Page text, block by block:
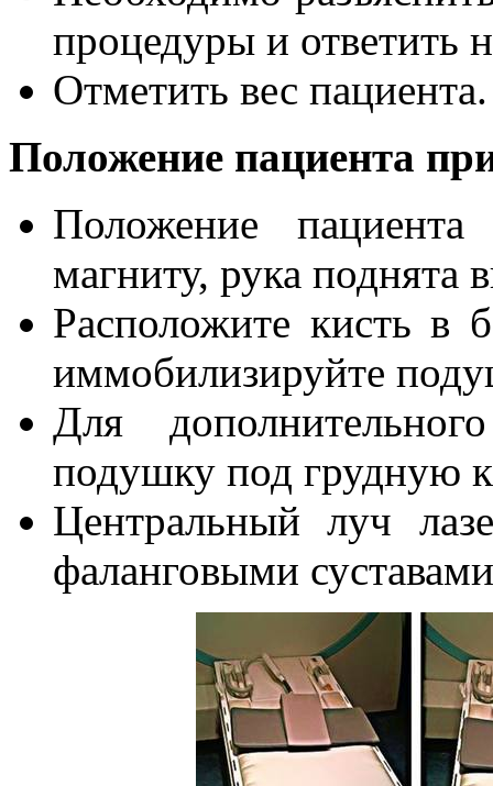
процедуры и ответить
Отметить вес пациента.
Положение пациента
Положение
магниту, рука поднята
Расположите кисть в
иммобилизируйте
Для
подушку под грудную
Центральный луч
фаланговыми